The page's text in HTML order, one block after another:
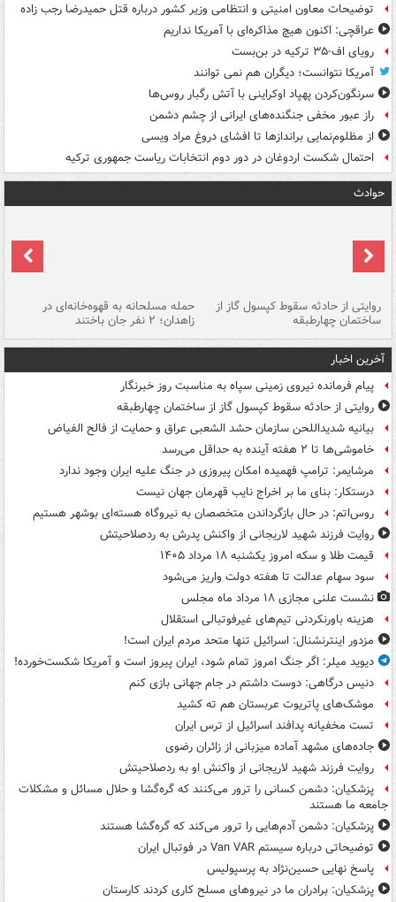
توضیحات معاون امنیتی و انتظامی وزیر کشور درباره قتل حمیدرضا رجب زاده
عراقچی: اکنون هیچ مذاکره‌ای با آمریکا نداریم
رویای اف-۳۵ ترکیه در بن‌بست
آمریکا نتوانست؛ دیگران هم نمی توانند
سرنگون‌کردن پهپاد اوکراینی با آتش رگبار روس‌ها
راز عبور مخفی جنگنده‌های ایرانی از چشم دشمن
از مظلوم‌نمایی براندازها تا افشای دروغ مراد ویسی
احتمال شکست اردوغان در دور دوم انتخابات ریاست جمهوری ترکیه
حوادث
روایتی از حادثه سقوط کپسول گاز از
ساختمان چهارطبقه
حمله مسلحانه به قهوه‌خانه‌ای در
زاهدان؛ ۲ نفر جان باختند
آخرین اخبار
پیام فرمانده نیروی زمینی سپاه به مناسبت روز خبرنگار
روایتی از حادثه سقوط کپسول گاز از ساختمان چهارطبقه
بیانیه شدیداللحن سازمان حشد الشعبی عراق و حمایت از فالح الفیاض
خاموشی‌ها تا ۲ هفته آینده به حداقل می‌رسد
مرشایمر: ترامپ فهمیده امکان پیروزی در جنگ علیه ایران وجود ندارد
درستکار: بنای ما بر اخراج نایب قهرمان جهان نیست
روس‌اتم: در حال بازگرداندن متخصصان به نیروگاه هسته‌ای بوشهر هستیم
روایت فرزند شهید لاریجانی از واکنش پدرش به ردصلاحیتش
قیمت طلا و سکه امروز یکشنبه ۱۸ مرداد ۱۴۰۵
سود سهام عدالت تا هفته دولت واریز می‌شود
نشست علنی مجازی ۱۸ مرداد ماه مجلس
هزینه باورنکردنی تیم‌های غیرفوتبالی استقلال
مزدور اینترنشنال: اسرائیل تنها متحد مردم ایران است!
دیوید میلر: اگر جنگ امروز تمام شود، ایران پیروز است و آمریکا شکست‌خورده!
دنیس درگاهی: دوست داشتم در جام جهانی بازی کنم
موشک‌های پاتریوت عربستان هم ته‌ کشید
تست مخفیانه پدافند اسرائیل از ترس ایران
جاده‌های مشهد آماده میزبانی از زائران رضوی
روایت فرزند شهید لاریجانی از واکنش او به ردصلاحیتش
پزشکیان: دشمن کسانی را ترور می‌کنند که گره‌گشا و حلال مسائل و مشکلات
جامعه ما هستند
پزشکیان: دشمن آدم‌هایی را ترور می‌کند که گره‌گشا هستند
توضیحاتی درباره سیستم Van VAR در فوتبال ایران
پاسخ نهایی حسین‌نژاد به پرسپولیس
پزشکیان: برادران ما در نیروهای مسلح کاری کردند کارستان